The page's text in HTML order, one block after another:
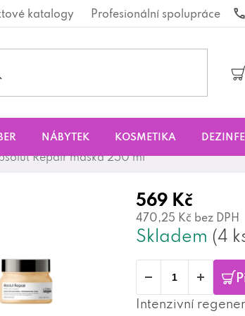
katalogy Profesionální spolupráce
NÁBYTEK KOSMETIKA
Repair maska 250 ml
569 Kč
470,25 Kč bez DPH
Skladem (4
Intenzivní